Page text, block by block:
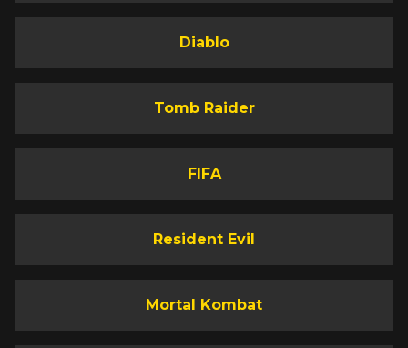
Diablo
Tomb Raider
FIFA
Resident Evil
Mortal Kombat